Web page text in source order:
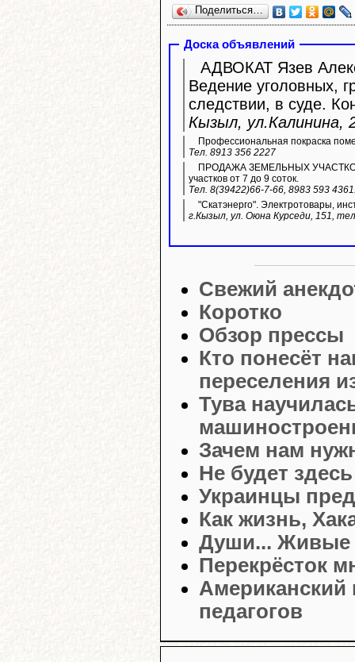
Поделиться…
Доска объявлений
АДВОКАТ Язев
Ведение уголовных,
следствии, в суде.
Кызыл, ул.Калинина,
Профессиональная покраска
Тел. 8913 356 2227
ПРОДАЖА ЗЕМЕЛЬНЫХ УЧАСТКОВ
участков от 7 до 9 соток.
Тел. 8(39422)66-7-66, 8983 593
"Скатэнерго". Электротовары,
г.Кызыл, ул. Оюна Курседи, 151,
Свежий
Коротко
Обзор прессы
Кто понесёт
переселения
Тува
Зачем нам
Не будет
Украинцы
Как жизнь,
Души... Живые
Перекрёсток
Американский
педагогов